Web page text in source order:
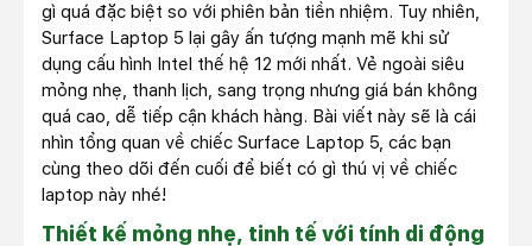
gì quá đặc biệt so với phiên bản tiền nhiệm. Tuy nhiên,
Surface Laptop 5 lại gây ấn tượng mạnh mẽ khi sử
dụng cấu hình Intel thế hệ 12 mới nhất. Vẻ ngoài siêu
mỏng nhẹ, thanh lịch, sang trọng nhưng giá bán không
quá cao, dễ tiếp cận khách hàng. Bài viết này sẽ là cái
nhìn tổng quan về chiếc Surface Laptop 5, các bạn
cùng theo dõi đến cuối để biết có gì thú vị về chiếc
laptop này nhé!
T hiết kế mỏng nhẹ, tinh tế với tính di động